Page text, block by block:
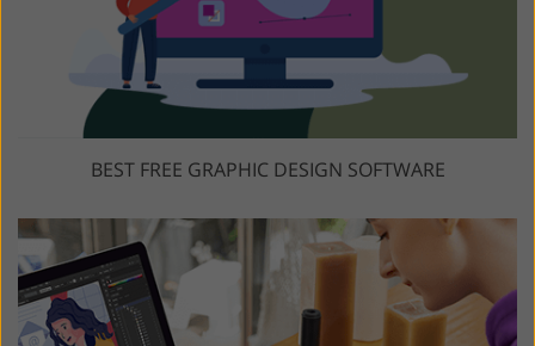
BEST FREE GRAPHIC DESIGN SOFTWARE